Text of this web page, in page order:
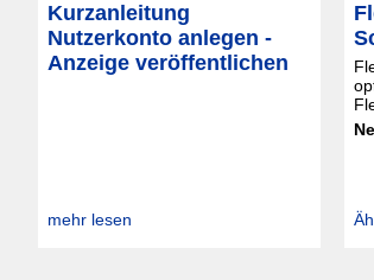
Kurzanleitung
Nutzerkonto anlegen -
Anzeige veröffentlichen
mehr lesen